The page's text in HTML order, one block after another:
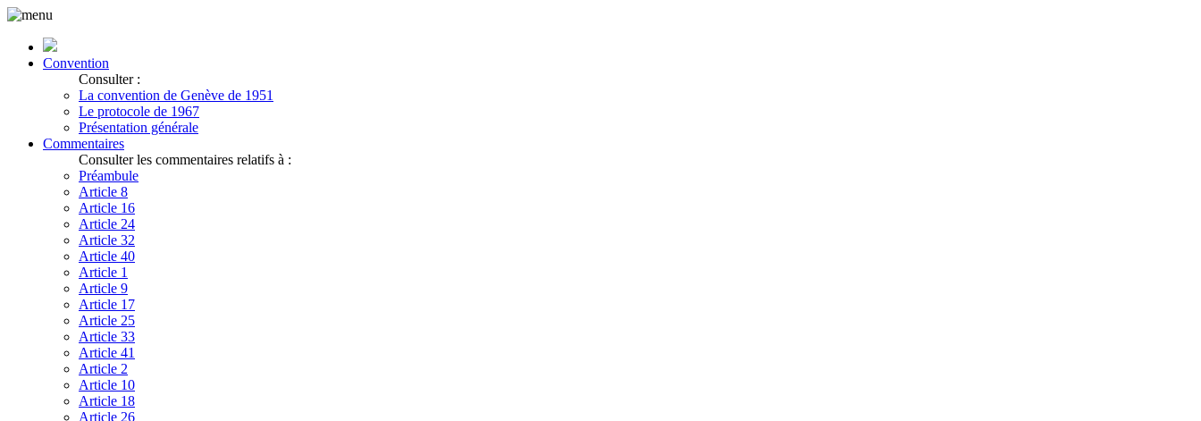
Convention
Consulter :
La convention de Genève de 1951
Le protocole de 1967
Présentation générale
Commentaires
Consulter les commentaires relatifs à :
Préambule
Article 8
Article 16
Article 24
Article 32
Article 40
Article 1
Article 9
Article 17
Article 25
Article 33
Article 41
Article 2
Article 10
Article 18
Article 26